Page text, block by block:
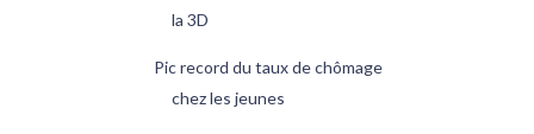
la 3D
Pic record du taux de chômage
chez les jeunes